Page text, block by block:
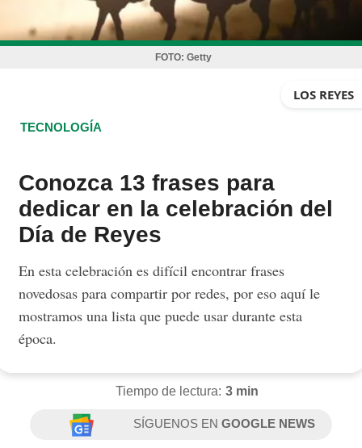
FOTO: Getty
LOS REYES
TECNOLOGÍA
Conozca 13 frases para
dedicar en la celebración del
Día de Reyes
En esta celebración es difícil encontrar frases
novedosas para compartir por redes, por eso aquí le
mostramos una lista que puede usar durante esta
época.
Tiempo de lectura: 3 min
SÍGUENOS ENGOOGLE NEWS